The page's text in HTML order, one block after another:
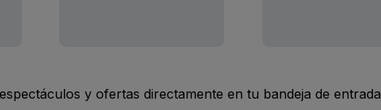
y ofertas directamente en tu bandeja de entrada